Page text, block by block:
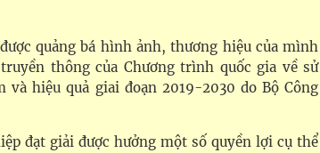
quảng bá hình ảnh, thương hiệu của mình
thông của Chương trình quốc gia về sử
hiệu quả giai đoạn 2019-2030 do Bộ Công
đạt giải được hưởng một số quyền lợi cụ thể